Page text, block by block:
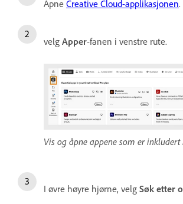
Åpne Creative Cloud-applikasjonen.
velg Apper-fanen i venstre rute.
Vis og åpne appene som er inkludert
I øvre høyre hjørne, velg Søk etter